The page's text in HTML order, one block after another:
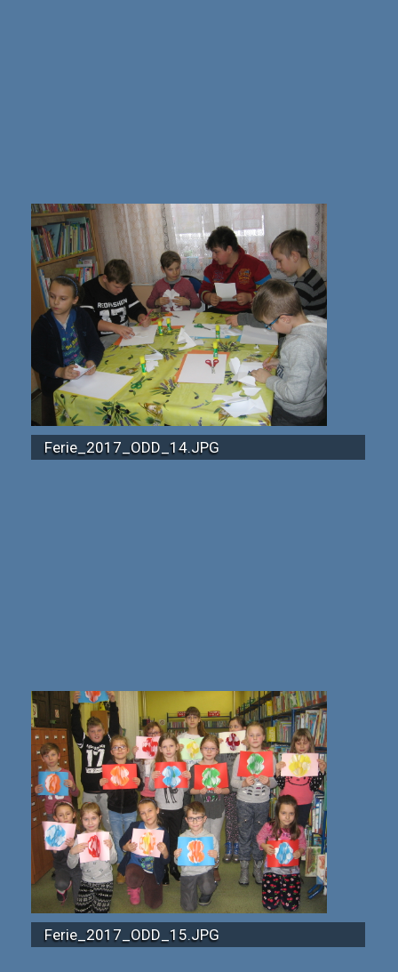
Ferie_2017_ODD_14.JPG
Ferie_2017_ODD_15.JPG